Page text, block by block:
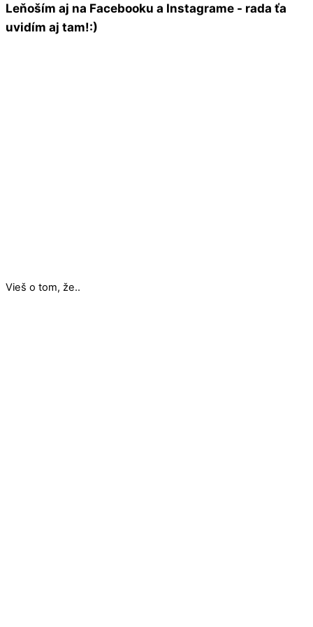
Leňoším aj na Facebooku a Instagrame - rada ťa
uvidím aj tam!:)
Vieš o tom, že..